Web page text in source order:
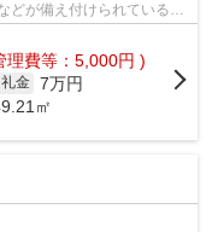
どが備え付けられているの
理費等：5,000円 )
礼金 7万円
㎡